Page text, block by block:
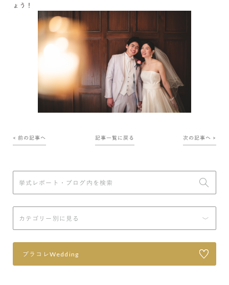
ょう！
< 前の記事へ 記事一覧に戻る 次の記事へ >
プラコレWedding